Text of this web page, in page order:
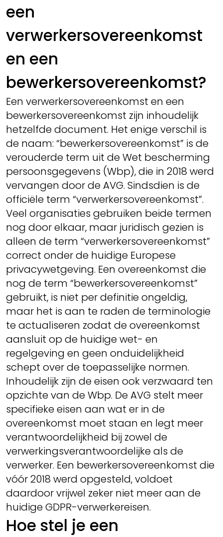
een
verwerkersovereenkomst
en een
bewerkersovereenkomst?
Een verwerkersovereenkomst en een
bewerkersovereenkomst zijn inhoudelijk
hetzelfde document. Het enige verschil is
de naam: “bewerkersovereenkomst” is de
verouderde term uit de Wet bescherming
persoonsgegevens (Wbp), die in 2018 werd
vervangen door de AVG. Sindsdien is de
officiële term “verwerkersovereenkomst”.
Veel organisaties gebruiken beide termen
nog door elkaar, maar juridisch gezien is
alleen de term “verwerkersovereenkomst”
correct onder de huidige Europese
privacywetgeving. Een overeenkomst die
nog de term “bewerkersovereenkomst”
gebruikt, is niet per definitie ongeldig,
maar het is aan te raden de terminologie
te actualiseren zodat de overeenkomst
aansluit op de huidige wet- en
regelgeving en geen onduidelijkheid
schept over de toepasselijke normen.
Inhoudelijk zijn de eisen ook verzwaard ten
opzichte van de Wbp. De AVG stelt meer
specifieke eisen aan wat er in de
overeenkomst moet staan en legt meer
verantwoordelijkheid bij zowel de
verwerkingsverantwoordelijke als de
verwerker. Een bewerkersovereenkomst die
vóór 2018 werd opgesteld, voldoet
daardoor vrijwel zeker niet meer aan de
huidige GDPR-verwerkereisen.
Hoe stel je een